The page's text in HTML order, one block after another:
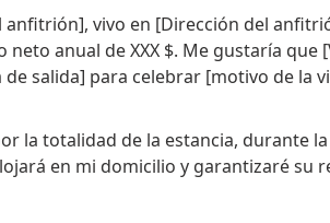
vivo en [Dirección del
anual de XXX $. Me gustaría que
salida] para celebrar [motivo de la
la totalidad de la estancia, durante
en mi domicilio y garantizaré su